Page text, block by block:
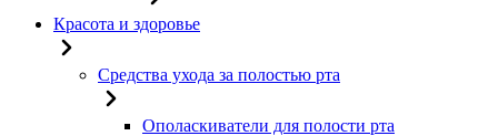
Красота и здоровье
Средства ухода за полостью рта
Ополаскиватели для полости рта